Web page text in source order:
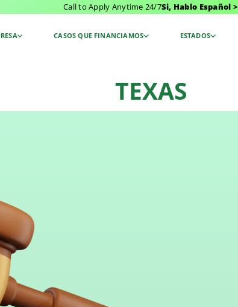
Call to Apply Anytime 24/7Si, Hablo Español >
CASOS QUE FINANCIAMOS ESTADOS
TEXAS